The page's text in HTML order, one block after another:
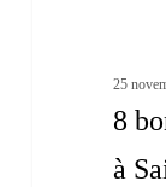
25
8
à